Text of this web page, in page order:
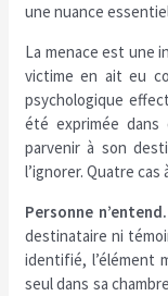
une nuance
La menace est une
victime en ait eu
psychologique
été exprimée
parvenir à son
l’ignorer. Quatre cas
Personne n’entend.
destinataire ni
identifié, l’élément
seul dans sa